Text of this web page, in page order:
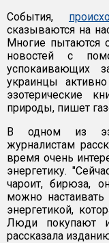
События,
сказываются на
Многие пытаются
новостей с
успокаивающих
украинцы
эзотерические
природы, пишет
В одном из
журналистам
время очень
энергетику.
чароит, бирюза,
можно
энергетикой,
Люди покупают и
рассказала